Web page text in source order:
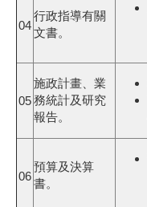
04
行政指導有關
文書。
05
施政計畫、業
務統計及研究
報告。
06
預算及決算
書。